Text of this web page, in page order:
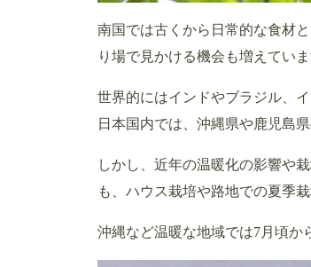
南国では古くから日常的な食材
り場で見かける機会も増えていま
世界的にはインドやブラジル、
日本国内では、沖縄県や鹿児島
しかし、近年の温暖化の影響や
も、ハウス栽培や路地での夏季
沖縄など温暖な地域では7月頃か